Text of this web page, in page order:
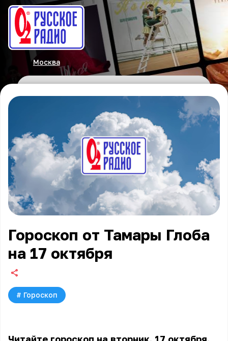
Москва
Гороскоп от Тамары Глоба
на 17 октября
# Гороскоп